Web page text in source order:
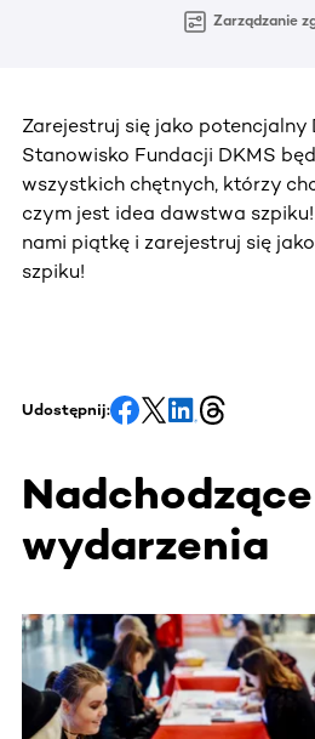
Zarządzanie
Zarejestruj się jako potencjalny
Stanowisko Fundacji DKMS
wszystkich chętnych, którzy
czym jest idea dawstwa
nami piątkę i zarejestruj się
szpiku!
Udostępnij:
Nadchodzące
wydarzenia
Ta sekcja zawiera treści